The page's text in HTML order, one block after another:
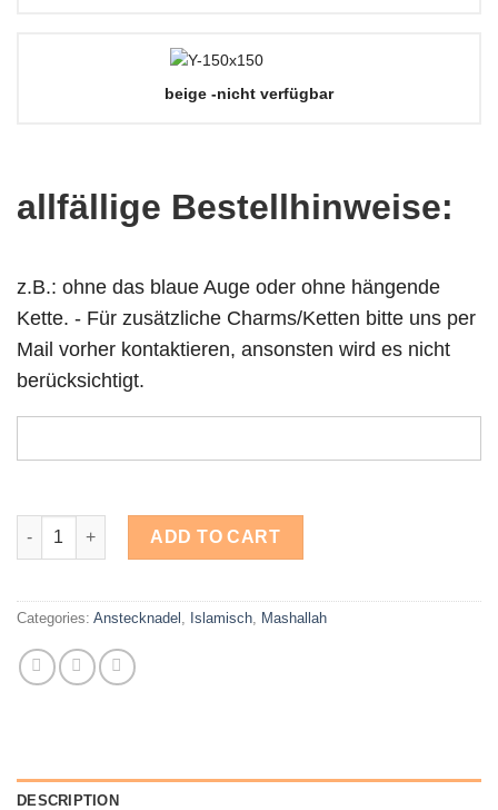
beige -nicht verfügbar
allfällige Bestellhinweise:
z.B.: ohne das blaue Auge oder ohne hängende
Kette. - Für zusätzliche Charms/Ketten bitte uns per
Mail vorher kontaktieren, ansonsten wird es nicht
berücksichtigt.
Anstecknadel Mashallah, Allah, Herz pink quantity
ADD TO CART
Categories: Anstecknadel Islamisch Mashallah
DESCRIPTION